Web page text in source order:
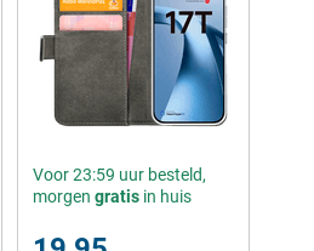
Voor 23:59 uur besteld,
morgen gratisin huis